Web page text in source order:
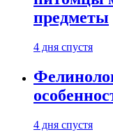
предметы
4 дня спустя
4 дня спустя